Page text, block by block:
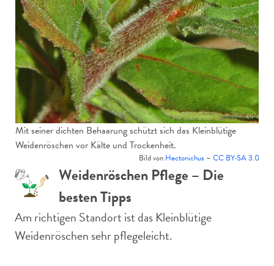
Mit seiner dichten Behaarung schützt sich das Kleinblütige
Weidenröschen vor Kälte und Trockenheit.
Bild von Hectonichus – CC BY-SA 3.0
Weidenröschen Pflege – Die
besten Tipps
Am richtigen Standort ist das Kleinblütige
Weidenröschen sehr pflegeleicht.